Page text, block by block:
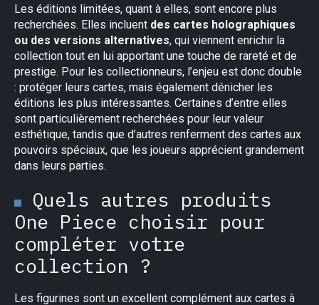
Les éditions limitées, quant à elles, sont encore plus
recherchées. Elles incluent des cartes holographiques
ou des versions alternatives, qui viennent enrichir la
collection tout en lui apportant une touche de rareté et de
prestige. Pour les collectionneurs, l’enjeu est donc double
: protéger leurs cartes, mais également dénicher les
éditions les plus intéressantes. Certaines d’entre elles
sont particulièrement recherchées pour leur valeur
esthétique, tandis que d’autres renferment des cartes aux
pouvoirs spéciaux, que les joueurs apprécient grandement
dans leurs parties.
Quels autres produits
One Piece choisir pour
compléter votre
collection ?
Les figurines sont un excellent complément aux cartes à